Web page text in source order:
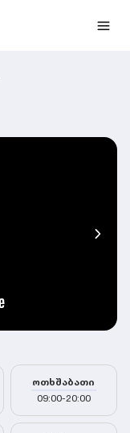
ოთხშაბათი
09:00-20:00